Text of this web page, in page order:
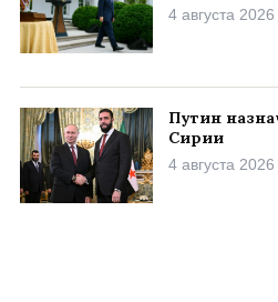
4 августа 2026
Путин
Сирии
4 августа 2026